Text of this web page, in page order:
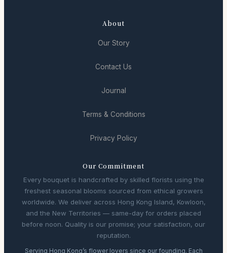
About
Our Story
Contact Us
Journal
Terms & Conditions
Privacy Policy
Our Commitment
Every bouquet is handcrafted by skilled florists using the
freshest seasonal blooms sourced from ethical growers
worldwide. We deliver across Hong Kong Island, Kowloon,
and the New Territories — same-day for orders placed
before noon. Quality is our promise; your satisfaction, our
reputation.
Serving Hong Kong’s flower lovers since our founding. Each